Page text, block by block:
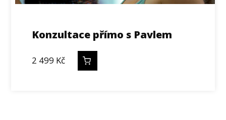
Konzultace přímo s Pavlem
2 499 Kč